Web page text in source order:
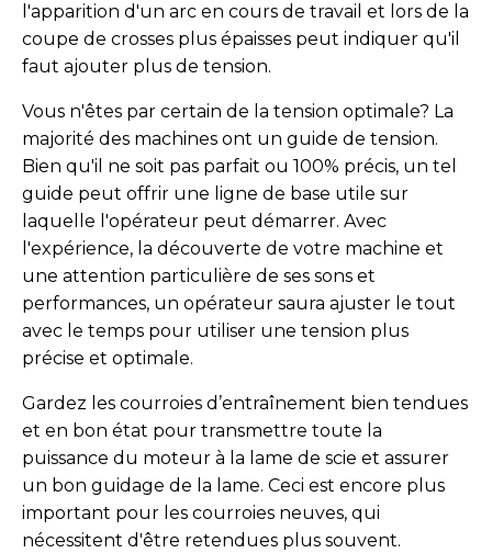
l'apparition d'un arc en cours de travail et lors de la
coupe de crosses plus épaisses peut indiquer qu'il
faut ajouter plus de tension.
Vous n'êtes par certain de la tension optimale? La
majorité des machines ont un guide de tension.
Bien qu'il ne soit pas parfait ou 100% précis, un tel
guide peut offrir une ligne de base utile sur
laquelle l'opérateur peut démarrer. Avec
l'expérience, la découverte de votre machine et
une attention particulière de ses sons et
performances, un opérateur saura ajuster le tout
avec le temps pour utiliser une tension plus
précise et optimale.
Gardez les courroies d’entraînement bien tendues
et en bon état pour transmettre toute la
puissance du moteur à la lame de scie et assurer
un bon guidage de la lame. Ceci est encore plus
important pour les courroies neuves, qui
nécessitent d'être retendues plus souvent.